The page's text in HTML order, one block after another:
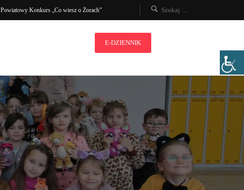
Powiatowy Konkurs „Co wiesz o Żorach”
E-DZIENNIK